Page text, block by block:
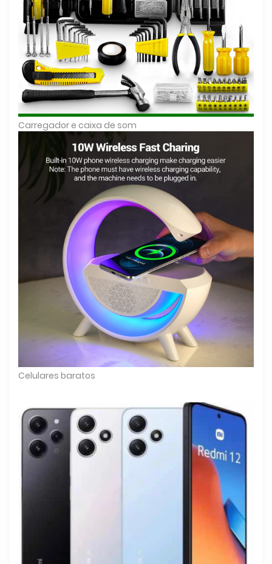
Carregador e caixa de som
Celulares baratos